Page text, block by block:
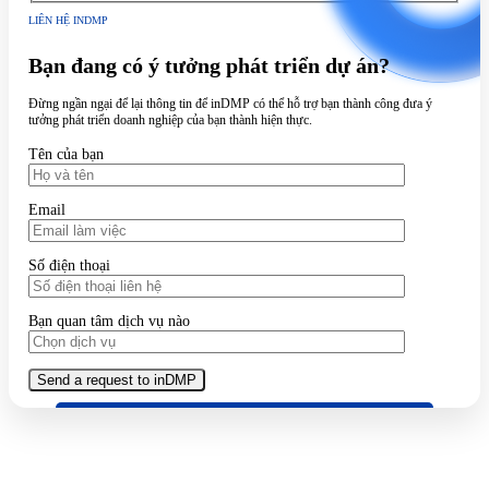
LIÊN HỆ INDMP
Bạn đang có ý tưởng phát triển dự án?
Đừng ngần ngại để lại thông tin để inDMP có thể hỗ trợ bạn thành công đưa ý
tưởng phát triển doanh nghiệp của bạn thành hiện thực.
Tên của bạn
Email
Số điện thoại
Bạn quan tâm dịch vụ nào